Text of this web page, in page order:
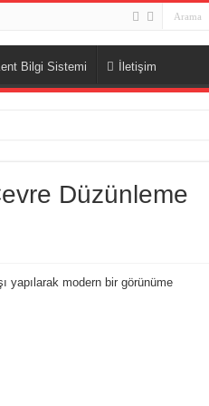
Bilgi Sistemi İletişim
Düzünleme
yapılarak modern bir görünüme